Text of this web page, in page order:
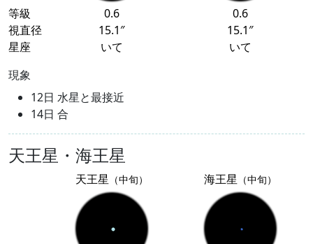
等級 0.6
0.6
視直径
15.1″
15.1″
星座
いて
いて
現象
12日 水星と最接近
14日 合
天王星・海王星
天王星 （中旬） 海王星 （中旬）